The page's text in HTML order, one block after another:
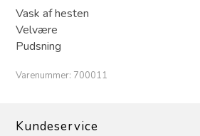
Vask af hesten
Velvære
Pudsning
Varenummer: 700011
Kundeservice